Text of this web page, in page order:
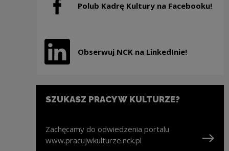
Polub Kadrę Kultury na Facebooku!
Uwaga, link zostanie otwarty w nowym oknie
Obserwuj NCK na LinkedInie!
Uwaga, link zostanie otwarty w nowym oknie
SZUKASZ PRACY W KULTURZE?
Zachęcamy do odwiedzenia portalu
www.pracujwkulturze.nck.pl